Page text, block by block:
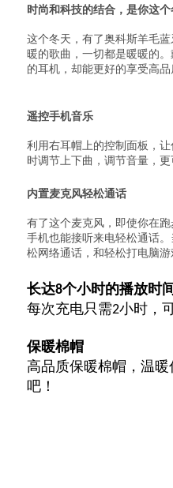
时尚和科技的结合，是你这
这个冬天，有了奥科斯羊毛
暖的歌曲，一切都是暖暖的。
的耳机，却能更好的享受高品
遥控手机音乐
利用右耳帽上的控制面板，
时调节上下曲，调节音量，
内置麦克风轻松通话
有了这个麦克风，即使你在
手机也能接听来电轻松通话。
松网络通话，和轻松打电脑游
长达8个小时的播放时间
每次充电只需2小时，
保暖棉帽
高品质保暖棉帽，温
吧！